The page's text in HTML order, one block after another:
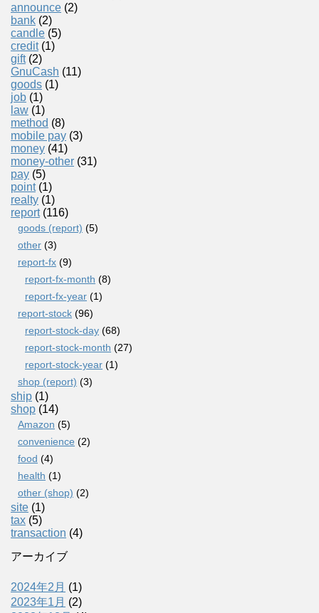
announce (2)
bank (2)
candle (5)
credit(1)
gift(2)
GnuCash (11)
goods (1)
job (1)
law (1)
method (8)
mobile pay (3)
money (41)
money-other (31)
pay (5)
point(1)
realty (1)
report(116)
goods (report) (5)
other (3)
report-fx (9)
report-fx-month (8)
report-fx-year (1)
report-stock (96)
report-stock-day (68)
report-stock-month (27)
report-stock-year (1)
shop (report) (3)
ship (1)
shop (14)
Amazon (5)
convenience (2)
food (4)
health (1)
other (shop) (2)
site (1)
tax (5)
transaction (4)
アーカイブ
2024年2月 (1)
2023年1月 (2)